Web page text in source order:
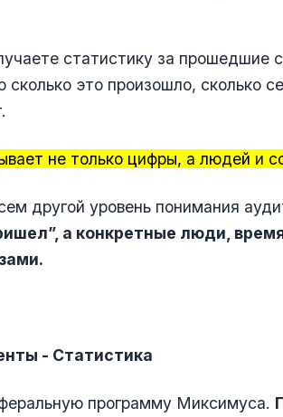
статистику за прошедшие
сколько это произошло, сколько
не только цифры, а людей и
другой уровень понимания
а конкретные люди,
- Статистика
программу Миксимуса.